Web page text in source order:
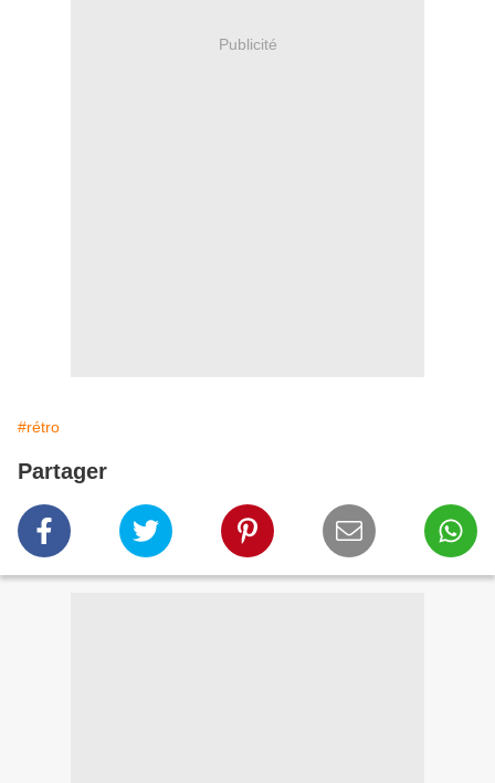
Publicité
#rétro
Partager